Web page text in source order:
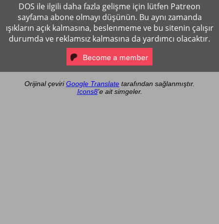
DOS ile ilgili daha fazla gelişme için lütfen Patreon
sayfama abone olmayı düşünün. Bu aynı zamanda
ışıkların açık kalmasına, beslenmeme ve bu sitenin çalışır
durumda ve reklamsız kalmasına da yardımcı olacaktır.
Orijinal çeviriGoogle Translate tarafından sağlanmıştır.
Icons8'e ait simgeler.